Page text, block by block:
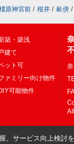
原神宮前 / 桜井 / 畝傍 /
築・築浅
建て
ット可
ァミリー向け物件
可能物件
、サービス向上検討